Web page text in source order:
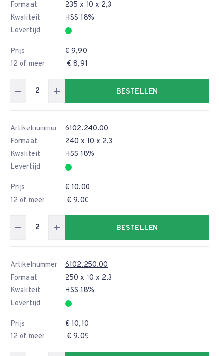
Formaat
235 x 10 x 2,3
Kwaliteit
HSS 18%
Levertijd
Prijs
€ 9,90
12 of meer
€ 8,91
BESTELLEN
Artikelnummer
6102.240.00
Formaat
240 x 10 x 2,3
Kwaliteit
HSS 18%
Levertijd
Prijs
€ 10,00
12 of meer
€ 9,00
BESTELLEN
Artikelnummer
6102.250.00
Formaat
250 x 10 x 2,3
Kwaliteit
HSS 18%
Levertijd
Prijs
€ 10,10
12 of meer
€ 9,09